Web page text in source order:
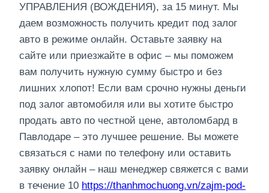
УПРАВЛЕНИЯ (ВОЖДЕНИЯ), за 15 минут. Мы
даем возможность получить кредит под залог
авто в режиме онлайн. Оставьте заявку на
сайте или приезжайте в офис – мы поможем
вам получить нужную сумму быстро и без
лишних хлопот! Если вам срочно нужны деньги
под залог автомобиля или вы хотите быстро
продать авто по честной цене, автоломбард в
Павлодаре – это лучшее решение. Вы можете
связаться с нами по телефону или оставить
заявку онлайн – наш менеджер свяжется с вами
в течение 10 https://thanhmochuong.vn/zajm-pod-